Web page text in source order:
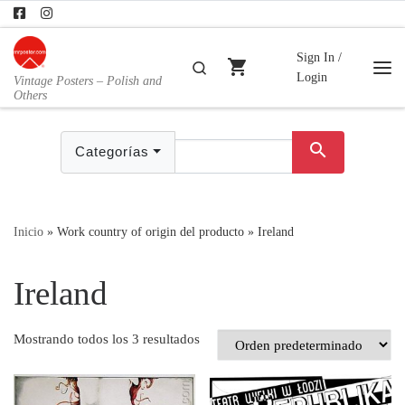
Skip to content
Vintage Posters – Polish and
Others
Buscar
shopping_cart
Sign In /
Login
Categorías search
Inicio » Work country of origin del producto » Ireland
Ireland
Mostrando todos los 3 resultados